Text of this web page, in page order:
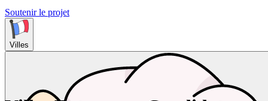
Soutenir le projet
Villes